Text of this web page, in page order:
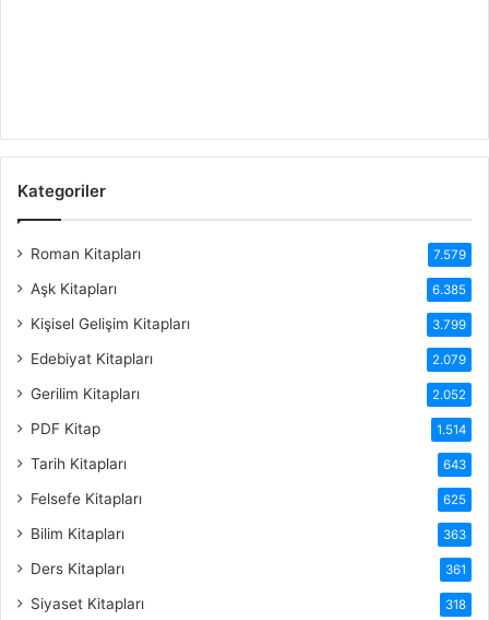
Kategoriler
Roman Kitapları 7.579
Aşk Kitapları 6.385
Kişisel Gelişim Kitapları 3.799
Edebiyat Kitapları 2.079
Gerilim Kitapları 2.052
PDF Kitap 1.514
Tarih Kitapları 643
Felsefe Kitapları 625
Bilim Kitapları 363
Ders Kitapları 361
Siyaset Kitapları 318